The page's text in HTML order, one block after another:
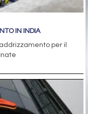
IN INDIA
per il